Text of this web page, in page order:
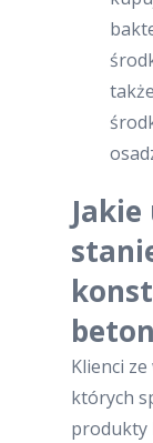
Klienci
których
produkty